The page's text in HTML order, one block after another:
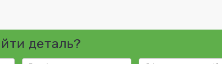
деталь?